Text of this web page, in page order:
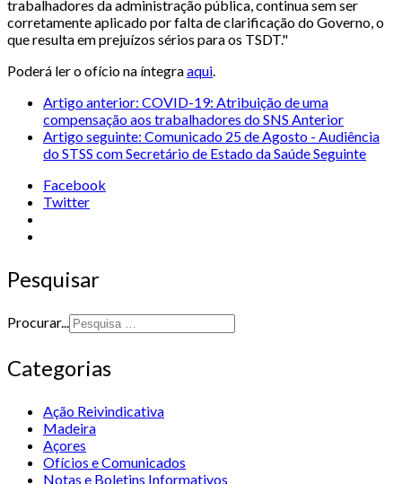
trabalhadores da administração pública, continua sem ser
corretamente aplicado por falta de clarificação do Governo, o
que resulta em prejuízos sérios para os TSDT."
Poderá ler o ofício na íntegraaqui
Artigo anterior: COVID-19: Atribuição de uma
compensação aos trabalhadores do SNS Anterior
Artigo seguinte: Comunicado 25 de Agosto - Audiência
do STSS com Secretário de Estado da SaúdeSeguinte
Facebook
Twitter
Pesquisar
Procurar...
Categorias
Ação Reivindicativa
Madeira
Açores
Ofícios e Comunicados
Notas e Boletins Informativos